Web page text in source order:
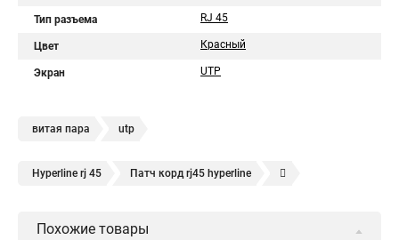
Тип разъема RJ 45
Цвет Красный
Экран UTP
витая пара utp
Hyperline rj 45 Патч корд rj45 hyperline
Похожие товары